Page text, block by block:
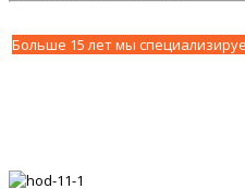
Больше 15 лет мы